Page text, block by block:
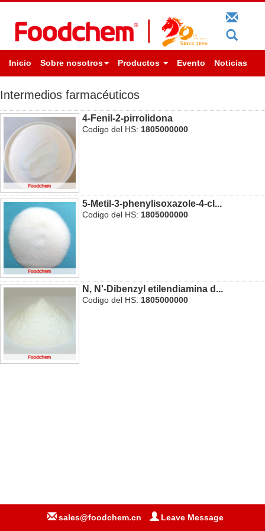
Inicio Sobre nosotros Productos Evento Noticias
Intermedios farmacéuticos
4-Fenil-2-pirrolidona
Codigo del HS: 1805000000
5-Metil-3-phenylisoxazole-4-cl...
Codigo del HS: 1805000000
N, N'-Dibenzyl etilendiamina d...
Codigo del HS:1805000000
sales@foodchem.cn Leave Message